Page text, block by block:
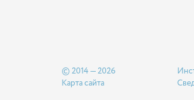
© 2014 — 2026
Карта сайта